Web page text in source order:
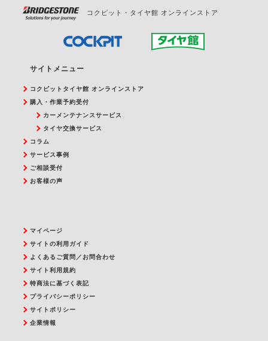
コクピット・タイヤ館 オンラインストア
サイトメニュー
コクピットタイヤ館 オンラインストア
購入・作業予約受付
カーメンテナンスサービス
タイヤ交換サービス
コラム
サービス事例
ご相談受付
お客様の声
マイページ
サイトの利用ガイド
よくあるご質問／お問合わせ
サイト利用規約
特商法に基づく表記
プライバシーポリシー
サイトポリシー
企業情報